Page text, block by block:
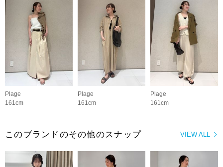
Plage
161cm
Plage
161cm
Plage
161cm
VIEW ALL
このブランドのその他のスナップ